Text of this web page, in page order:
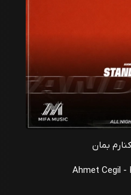
بمان
Ahmet Cegil -